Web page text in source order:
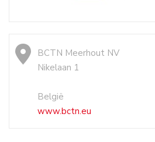
BCTN Meerhout NV
Nikelaan 1
België
www.bctn.eu